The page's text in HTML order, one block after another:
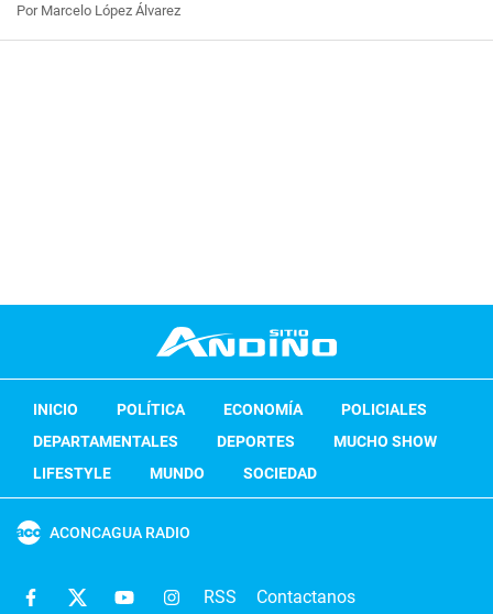
Por Marcelo López Álvarez
INICIO POLÍTICA ECONOMÍA
POLICIALES
DEPARTAMENTALES
DEPORTES
MUCHO SHOW
LIFESTYLE
MUNDO SOCIEDAD
ACONCAGUA RADIO
RSS Contactanos